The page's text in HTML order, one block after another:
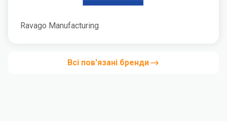
Ravago Manufacturing
Всі пов'язані бренди